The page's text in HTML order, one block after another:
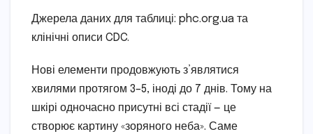
Джерела даних для таблиці: phc.org.ua та
клінічні описи CDC.
Нові елементи продовжують з’являтися
хвилями протягом 3–5, іноді до 7 днів. Тому на
шкірі одночасно присутні всі стадії — це
створює картину «зоряного неба». Саме